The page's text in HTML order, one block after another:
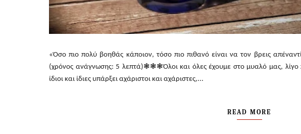
«Όσο πιο πολύ βοηθάς κάποιον, τόσο πιο πιθανό είναι να τον βρεις
(χρόνος ανάγνωσης: 5 λεπτά)❃❃❃Όλοι και όλες έχουμε στο μυαλό μας, λίγο
ίδιοι και ίδιες υπάρξει αχάριστοι και αχάριστες,...
READ MORE